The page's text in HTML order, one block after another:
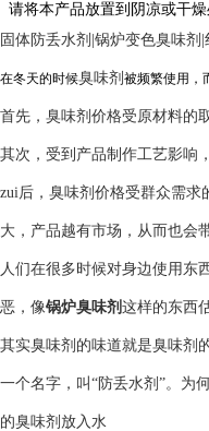
请将本产品放置到阴凉或干
固体防丢水剂|锅炉变色臭味剂
在冬天的时候臭味剂 被频繁使用，
首先，臭味剂价格受原材料的
其次，受到产品制作工艺影响
zui后，臭味剂价格受群众需
大，产品越有市场，从而也会
人们在很多时候对身边使用东
恶，像锅炉臭味剂 这样的东西
其实臭味剂的味道就是臭味剂
一个名字，叫“防丢水剂”。为
的臭味剂放入水